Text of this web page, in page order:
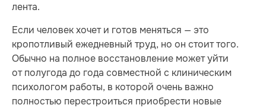
лента.
Если человек хочет и готов меняться — это
кропотливый ежедневный труд, но он стоит того.
Обычно на полное восстановление может уйти
от полугода до года совместной с клиническим
психологом работы, в которой очень важно
полностью перестроиться приобрести новые